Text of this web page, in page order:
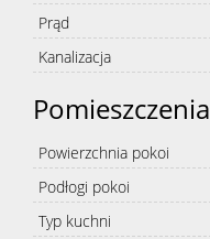
Prąd
Kanalizacja
Pomieszczenia
Powierzchnia pokoi
Podłogi pokoi
Typ kuchni